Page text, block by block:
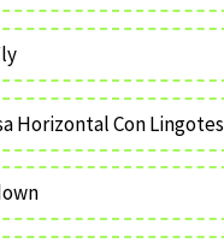
Horizontal Con Lingotes